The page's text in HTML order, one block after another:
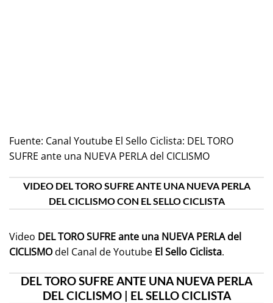
Fuente: Canal Youtube El Sello Ciclista: DEL TORO
SUFRE ante una NUEVA PERLA del CICLISMO
VIDEO DEL TORO SUFRE ANTE UNA NUEVA PERLA
DEL CICLISMO CON EL SELLO CICLISTA
Video DEL TORO SUFRE ante una NUEVA PERLA del
CICLISMOdel Canal de Youtube El Sello Ciclista.
DEL TORO SUFRE ANTE UNA NUEVA PERLA
DEL CICLISMO | EL SELLO CICLISTA